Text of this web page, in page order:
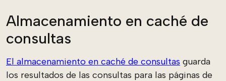
Almacenamiento en caché de
consultas
El almacenamiento en caché de consultas guarda
los resultados de las consultas para las páginas de